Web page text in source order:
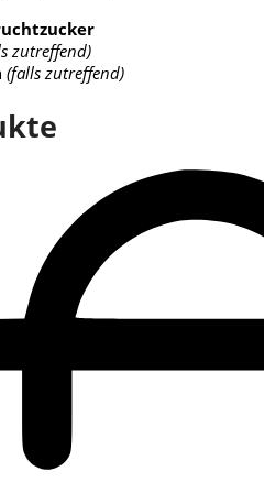
zutreffend)
(falls zutreffend)